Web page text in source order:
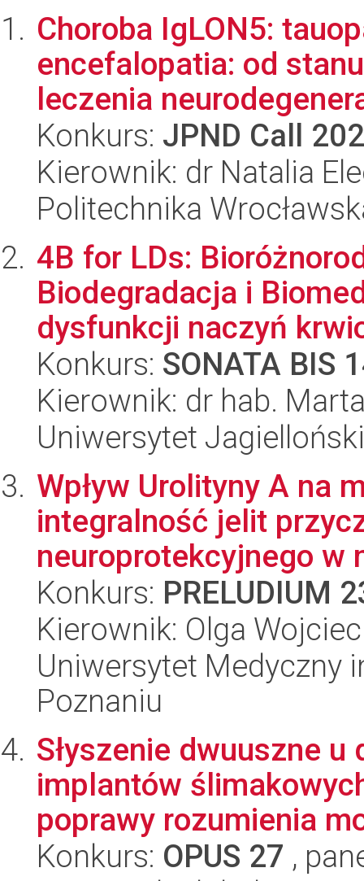
Choroba IgLON5:
encefalopatia: od
leczenia
Konkurs: JPND Call
Kierownik: dr Natalia
Politechnika
4B for LDs:
Biodegradacja i
dysfunkcji naczyń
Konkurs: SONATA BIS
Kierownik: dr hab.
Uniwersytet Jagielloński
Wpływ Urolityny A na
integralność jelit
neuroprotekcyjnego w
Konkurs: PRELUDIUM
Kierownik: Olga
Uniwersytet Medyczny
Poznaniu
Słyszenie dwuuszne
implantów
poprawy rozumienia
Konkurs: OPUS 27 ,